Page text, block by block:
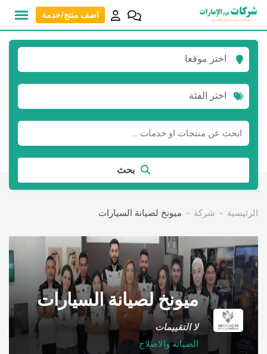
انتقل
المحتوى
اضف منتج/خدمة
اختر موقعا
اختر الفئة
بحث
الرئيسية شركة ميونخ لصيانة السيارات
ميونخ لصيانة السيارات
لا التقييمات
الصيانه والاصلاح